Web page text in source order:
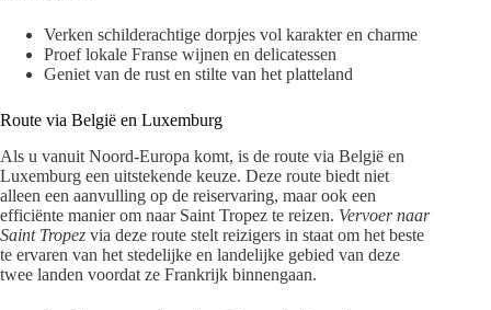
Verken schilderachtige dorpjes vol karakter en charme
Proef lokale Franse wijnen en delicatessen
Geniet van de rust en stilte van het platteland
Route via België en Luxemburg
Als u vanuit Noord-Europa komt, is de route via België en
Luxemburg een uitstekende keuze. Deze route biedt niet
alleen een aanvulling op de reiservaring, maar ook een
efficiënte manier om naar Saint Tropez te reizen. Vervoer naar
Saint Tropez via deze route stelt reizigers in staat om het beste
te ervaren van het stedelijke en landelijke gebied van deze
twee landen voordat ze Frankrijk binnengaan.